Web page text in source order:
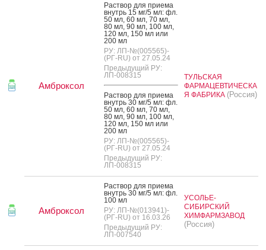
Амброксол
Рас­твор для при­ема
внутрь 15 мг/5 мл: фл.
50 мл, 60 мл, 70 мл,
80 мл, 90 мл, 100 мл,
120 мл, 150 мл или
200 мл
РУ: ЛП-№(005565)-
(РГ-RU) от 27.05.24
Предыдущий РУ:
ЛП-008315
Рас­твор для при­ема
внутрь 30 мг/5 мл: фл.
50 мл, 60 мл, 70 мл,
80 мл, 90 мл, 100 мл,
120 мл, 150 мл или
200 мл
РУ: ЛП-№(005565)-
(РГ-RU) от 27.05.24
Предыдущий РУ:
ЛП-008315
ТУЛЬСКАЯ
ФАРМАЦЕВТИЧЕСКА
Я ФАБРИКА (Россия)
Амброксол
Рас­твор для при­ема
внутрь 30 мг/5 мл: фл.
100 мл
РУ: ЛП-№(013941)-
(РГ-RU) от 16.03.26
Предыдущий РУ:
ЛП-007540
УСОЛЬЕ-
СИБИРСКИЙ
ХИМФАРМЗАВОД
(Россия)